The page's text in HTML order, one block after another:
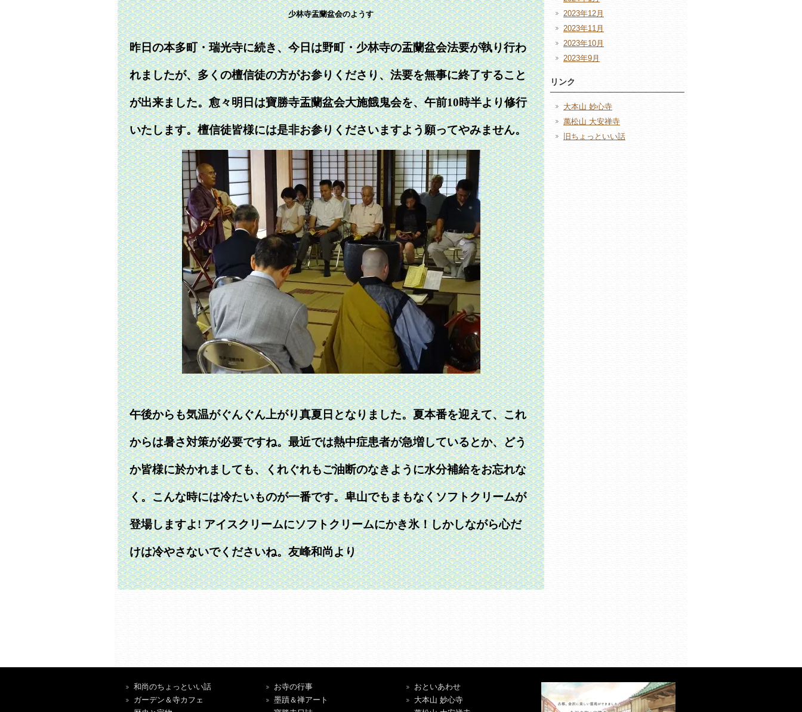
少林寺盂蘭盆会のようす
昨日の本多町・瑞光寺に続き、今日は野町・少林寺の盂蘭盆会法要が執り行わ
れましたが、多くの檀信徒の方がお参りくださり、法要を無事に終了すること
が出来ました。愈々明日は寶勝寺盂蘭盆会大施餓鬼会を、午前10時半より修行
いたします。檀信徒皆様には是非お参りくださいますよう願ってやみません。
午後からも気温がぐんぐん上がり真夏日となりました。夏本番を迎えて、これ
からは暑さ対策が必要ですね。最近では熱中症患者が急増しているとか、どう
か皆様に於かれましても、くれぐれもご油断のなきように水分補給をお忘れな
く。こんな時には冷たいものが一番です。卑山でもまもなくソフトクリームが
登場しますよ! アイスクリームにソフトクリームにかき氷！しかしながら心だ
けは冷やさないでくださいね。友峰和尚より
2023年12月
2023年11月
2023年10月
2023年9月
リンク
大本山 妙心寺
萬松山 大安禅寺
旧ちょっといい話
和尚のちょっといい話
ガーデン＆寺カフェ
お寺の行事
墨蹟＆禅アート
おといあわせ
大本山 妙心寺